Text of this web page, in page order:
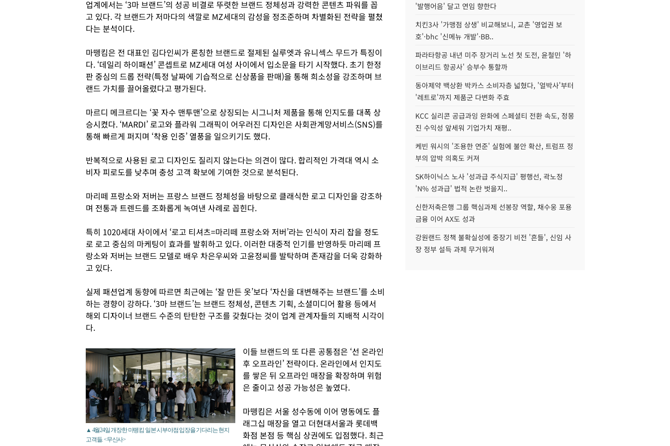
업계에서는 ‘3마 브랜드’의 성공 비결로 뚜렷한 브랜드 정체성과 강력한 콘텐츠 파워를 꼽
고 있다. 각 브랜드가 저마다의 색깔로 MZ세대의 감성을 정조준하며 차별화된 전략을 펼쳤
다는 분석이다.
마뗑킴은 전 대표인 김다인씨가 론칭한 브랜드로 절제된 실루엣과 유니섹스 무드가 특징이
다. ‘데일리 하이패션’ 콘셉트로 MZ세대 여성 사이에서 입소문을 타기 시작했다. 초기 한정
판 중심의 드롭 전략(특정 날짜에 기습적으로 신상품을 판매)을 통해 희소성을 강조하며 브
랜드 가치를 끌어올렸다고 평가된다.
마르디 메크르디는 ‘꽃 자수 맨투맨’으로 상징되는 시그니처 제품을 통해 인지도를 대폭 상
승시켰다. ‘MARDI’ 로고와 플라워 그래픽이 어우러진 디자인은 사회관계망서비스(SNS)를
통해 빠르게 퍼지며 ‘착용 인증’ 열풍을 일으키기도 했다.
반복적으로 사용된 로고 디자인도 질리지 않는다는 의견이 많다. 합리적인 가격대 역시 소
비자 피로도를 낮추며 충성 고객 확보에 기여한 것으로 분석된다.
마리떼 프랑소와 저버는 프랑스 브랜드 정체성을 바탕으로 클래식한 로고 디자인을 강조하
며 전통과 트렌드를 조화롭게 녹여낸 사례로 꼽힌다.
특히 1020세대 사이에서 ‘로고 티셔츠=마리떼 프랑소와 저버’라는 인식이 자리 잡을 정도
로 로고 중심의 마케팅이 효과를 발휘하고 있다. 이러한 대중적 인기를 반영하듯 마리떼 프
랑소와 저버는 브랜드 모델로 배우 차은우씨와 고윤정씨를 발탁하며 존재감을 더욱 강화하
고 있다.
실제 패션업계 동향에 따르면 최근에는 ‘잘 만든 옷’보다 ‘자신을 대변해주는 브랜드’를 소비
하는 경향이 강하다. ‘3마 브랜드’는 브랜드 정체성, 콘텐츠 기획, 소셜미디어 활용 등에서
해외 디자이너 브랜드 수준의 탄탄한 구조를 갖췄다는 것이 업계 관계자들의 지배적 시각이
다.
▲ 4월24일 개장한 마뗑킴 일본 시부야점 입장을 기다리는 현지
고객들. <무신사>
이들 브랜드의 또 다른 공통점은 ‘선 온라인
후 오프라인’ 전략이다. 온라인에서 인지도
를 쌓은 뒤 오프라인 매장을 확장하며 위험
은 줄이고 성공 가능성은 높였다.
마뗑킴은 서울 성수동에 이어 명동에도 플
래그십 매장을 열고 더현대서울과 롯데백
화점 본점 등 핵심 상권에도 입점했다. 최근
'발행어음' 달고 연임 향한다
치킨3사 '가맹점 상생' 비교해보니, 교촌 '영업권 보
호'·bhc '신메뉴 개발'·BB..
파라타항공 내년 미주 장거리 노선 첫 도전, 윤철민 '하
이브리드 항공사' 승부수 통할까
동아제약 백상환 박카스 소비자층 넓혔다, '얼박사'부터
'레트로'까지 제품군 다변화 주효
KCC 실리콘 공급과잉 완화에 스페셜티 전환 속도, 정몽
진 수익성 앞세워 기업가치 재평..
케빈 워시의 '조용한 연준' 실험에 불안 확산, 트럼프 정
부의 압박 의혹도 커져
SK하이닉스 노사 '성과급 주식지급' 평행선, 곽노정
'N% 성과급' 법적 논란 벗을지..
신한저축은행 그룹 핵심과제 선봉장 역할, 채수웅 포용
금융 이어 AX도 성과
강원랜드 정책 불확실성에 중장기 비전 '흔들', 신임 사
장 정부 설득 과제 무거워져